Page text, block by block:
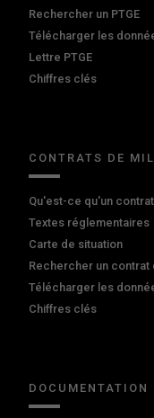
Rechercher un PTGE
Télécharger les
Lettre PTGE
Chiffres clés
CONTRATS DE
Qu'est-ce qu'un
Textes réglementaires
Carte de situation
Rechercher un contrat
Télécharger les
Chiffres clés
DOCUMENTATION